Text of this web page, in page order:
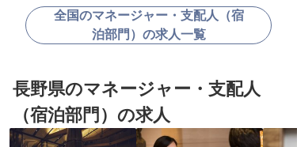
全国のマネージャー・支配人（宿
泊部門）の求人一覧
長野県のマネージャー・支配人
（宿泊部門）の求人